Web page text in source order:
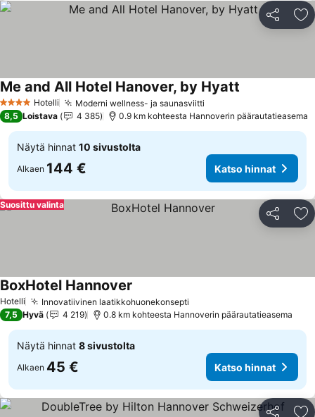
Jaa
4 Tähtiluokitus
Hotelli Moderni wellness- ja saunasviitti
Me and All Hotel Hanover, by Hyatt
8,5 Loistava 4 385 0.9 km kohteesta Hannoverin päärautatieasema
Näytä hinnat 10 sivustolta
Alkaen 144 € Katso hinnat
Jaa
Suosittu valinta
Hotelli Innovatiivinen laatikkohuonekonsepti
BoxHotel Hannover
7,5 Hyvä 4 219 0.8 km kohteesta Hannoverin päärautatieasema
Näytä hinnat 8 sivustolta
Alkaen 45 € Katso hinnat